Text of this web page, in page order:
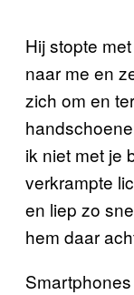
Hij stopte
naar me en
zich om en
ik niet met je
verkrampte
en liep zo
hem daar